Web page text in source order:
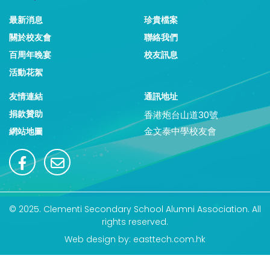
最新消息
關於校友會
百周年晚宴
活動花絮
珍貴檔案
聯絡我們
校友訊息
友情連結
捐款贊助
網站地圖
通訊地址
香港炮台山道30號
金文泰中學校友會
© 2025. Clementi Secondary School Alumni Association. All
rights reserved.
Web design by: easttech.com.hk